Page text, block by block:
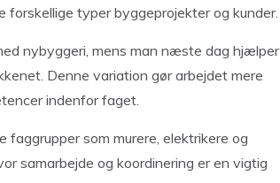
typer byggeprojekter og kunder.
nybyggeri, mens man næste dag hjælper
Denne variation gør arbejdet mere
indenfor faget.
som murere, elektrikere og
samarbejde og koordinering er en vigtig